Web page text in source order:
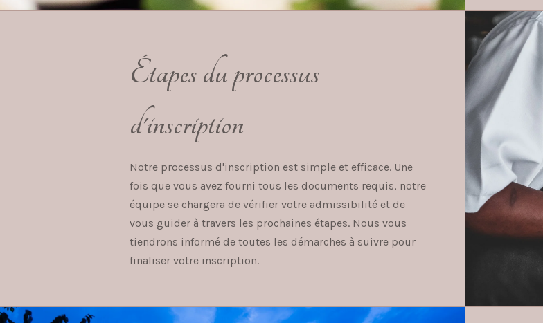
Étapes du processus
d'inscription
Notre processus d'inscription est simple et efficace. Une
fois que vous avez fourni tous les documents requis, notre
équipe se chargera de vérifier votre admissibilité et de
vous guider à travers les prochaines étapes. Nous vous
tiendrons informé de toutes les démarches à suivre pour
finaliser votre inscription.